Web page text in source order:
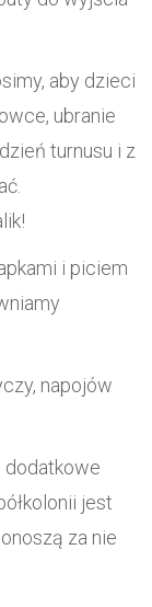
aby dzieci
ubranie
turnusu i z
i piciem
napojów
dodatkowe
jest
za nie